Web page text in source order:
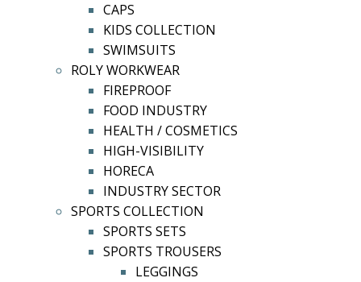
CAPS
KIDS COLLECTION
SWIMSUITS
ROLY WORKWEAR
FIREPROOF
FOOD INDUSTRY
HEALTH / COSMETICS
HIGH-VISIBILITY
HORECA
INDUSTRY SECTOR
SPORTS COLLECTION
SPORTS SETS
SPORTS TROUSERS
LEGGINGS